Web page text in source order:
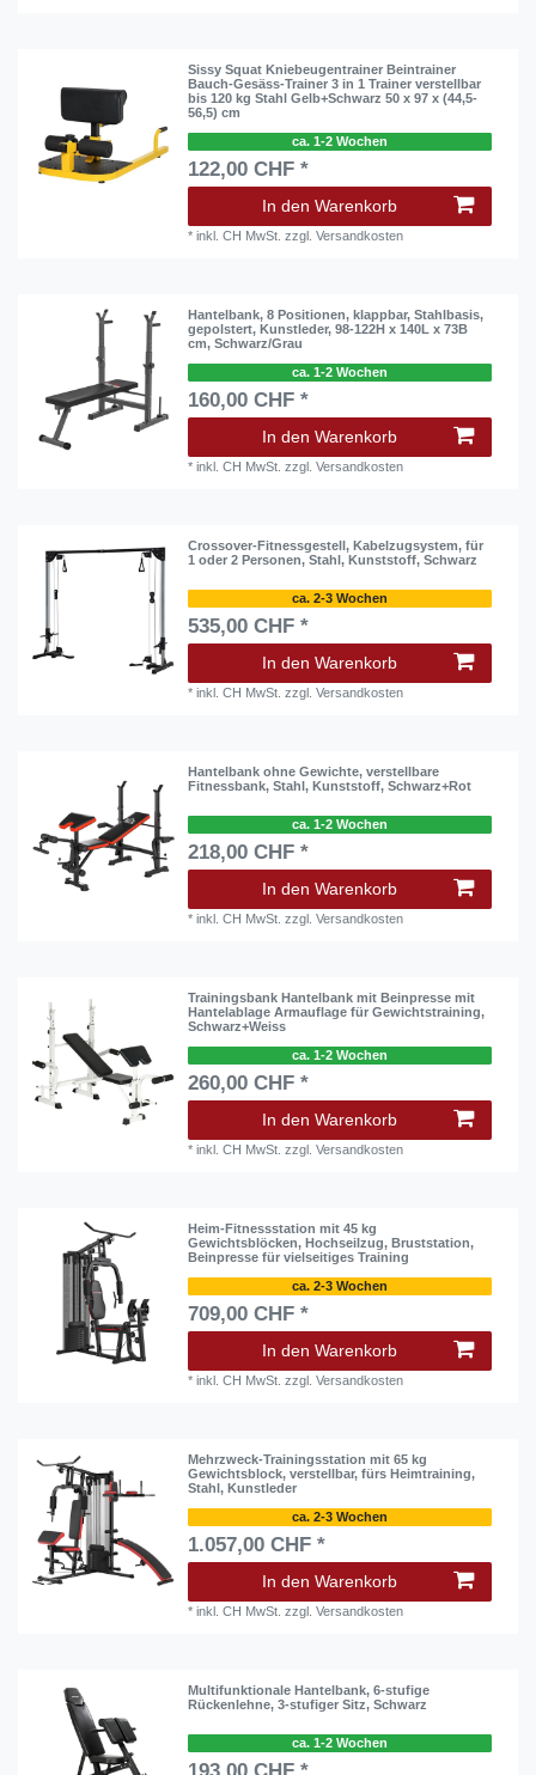
Sissy Squat Kniebeugentrainer Beintrainer
Bauch-Gesäss-Trainer 3 in 1 Trainer verstellbar
bis 120 kg Stahl Gelb+Schwarz 50 x 97 x (44,5-
56,5) cm
ca. 1-2 Wochen
122,00 CHF *
In den Warenkorb
*inkl. CH MwSt. zzgl.Versandkosten
Hantelbank, 8 Positionen, klappbar, Stahlbasis,
gepolstert, Kunstleder, 98-122H x 140L x 73B
cm, Schwarz/Grau
ca. 1-2 Wochen
160,00 CHF *
In den Warenkorb
*inkl. CH MwSt. zzgl.Versandkosten
Crossover-Fitnessgestell, Kabelzugsystem, für
1 oder 2 Personen, Stahl, Kunststoff, Schwarz
ca. 2-3 Wochen
535,00 CHF *
In den Warenkorb
*inkl. CH MwSt. zzgl.Versandkosten
Hantelbank ohne Gewichte, verstellbare
Fitnessbank, Stahl, Kunststoff, Schwarz+Rot
ca. 1-2 Wochen
218,00 CHF *
In den Warenkorb
*inkl. CH MwSt. zzgl.Versandkosten
Trainingsbank Hantelbank mit Beinpresse mit
Hantelablage Armauflage für Gewichtstraining,
Schwarz+Weiss
ca. 1-2 Wochen
260,00 CHF *
In den Warenkorb
*inkl. CH MwSt. zzgl.Versandkosten
Heim-Fitnessstation mit 45 kg
Gewichtsblöcken, Hochseilzug, Bruststation,
Beinpresse für vielseitiges Training
ca. 2-3 Wochen
709,00 CHF *
In den Warenkorb
*inkl. CH MwSt. zzgl.Versandkosten
Mehrzweck-Trainingsstation mit 65 kg
Gewichtsblock, verstellbar, fürs Heimtraining,
Stahl, Kunstleder
ca. 2-3 Wochen
1.057,00 CHF *
In den Warenkorb
*inkl. CH MwSt. zzgl.Versandkosten
Multifunktionale Hantelbank, 6-stufige
Rückenlehne, 3-stufiger Sitz, Schwarz
ca. 1-2 Wochen